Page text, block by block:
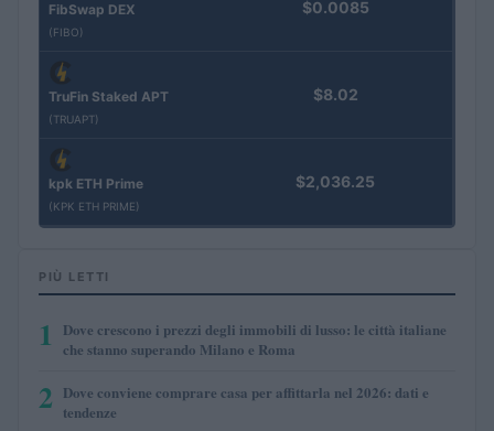
FibSwap DEX
(FIBO)
$0.0085
TruFin Staked APT
(TRUAPT)
$8.02
kpk ETH Prime
(KPK ETH PRIME)
$2,036.25
PIÙ LETTI
1
Dove crescono i prezzi degli immobili di lusso: le città italiane
che stanno superando Milano e Roma
2 Dove conviene comprare casa per affittarla nel 2026: dati e
tendenze